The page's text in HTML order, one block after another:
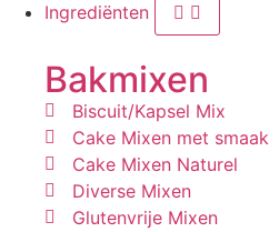
Ingrediënten
Bakmixen
Biscuit/Kapsel Mix
Cake Mixen met smaak
Cake Mixen Naturel
Diverse Mixen
Glutenvrije Mixen